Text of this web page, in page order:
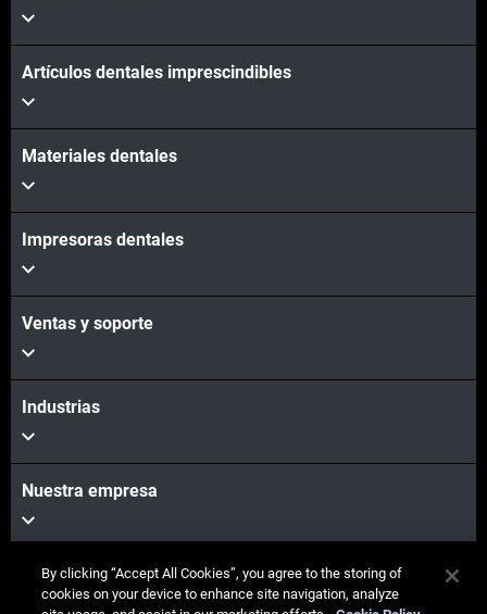
Artículos dentales imprescindibles
Materiales dentales
Impresoras dentales
Ventas y soporte
Industrias
Nuestra empresa
Mantente
By clicking “Accept All Cookies”, you agree to the storing of
cookies on your device to enhance site navigation, analyze